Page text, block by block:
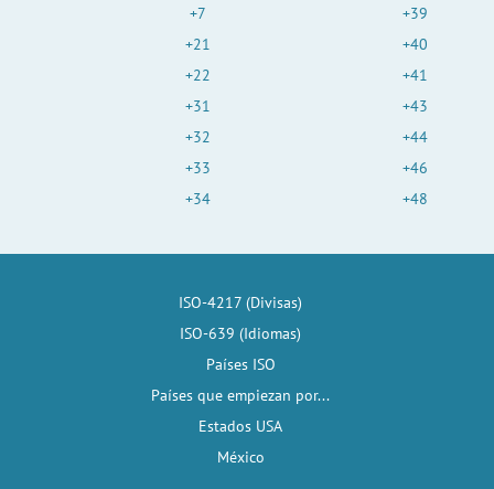
+7
+21
+22
+31
+32
+33
+34
+39
+40
+41
+43
+44
+46
+48
ISO-4217 (Divisas)
ISO-639 (Idiomas)
Países ISO
Países que empiezan por...
Estados USA
México